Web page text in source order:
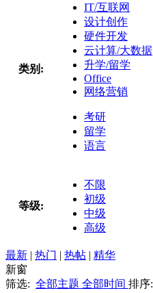
类别:
IT/互联网
设计创作
硬件开发
云计算/大数据
升学/留学
Office
网络营销
考研
留学
语言
等级:
不限
初级
中级
高级
最新 | 热门 | 热帖 | 精华
新窗
筛选: 全部主题 全部时间 排序: